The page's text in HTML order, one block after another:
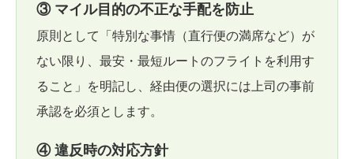
③ マイル目的の不正な手配を防止
原則として「特別な事情（直行便の満席など）が
ない限り、最安・最短ルートのフライトを利用す
ること」を明記し、経由便の選択には上司の事前
承認を必須とします。
④ 違反時の対応方針